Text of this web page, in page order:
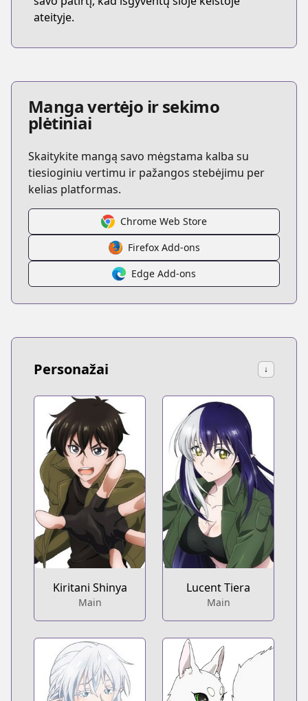
ateityje.
Manga vertėjo ir sekimo
plėtiniai
Skaitykite mangą savo mėgstama kalba su
tiesioginiu vertimu ir pažangos stebėjimu per
kelias platformas.
Chrome Web Store
Firefox Add-ons
Edge Add-ons
Personažai ↓
Kiritani Shinya
Main
Lucent Tiera
Main